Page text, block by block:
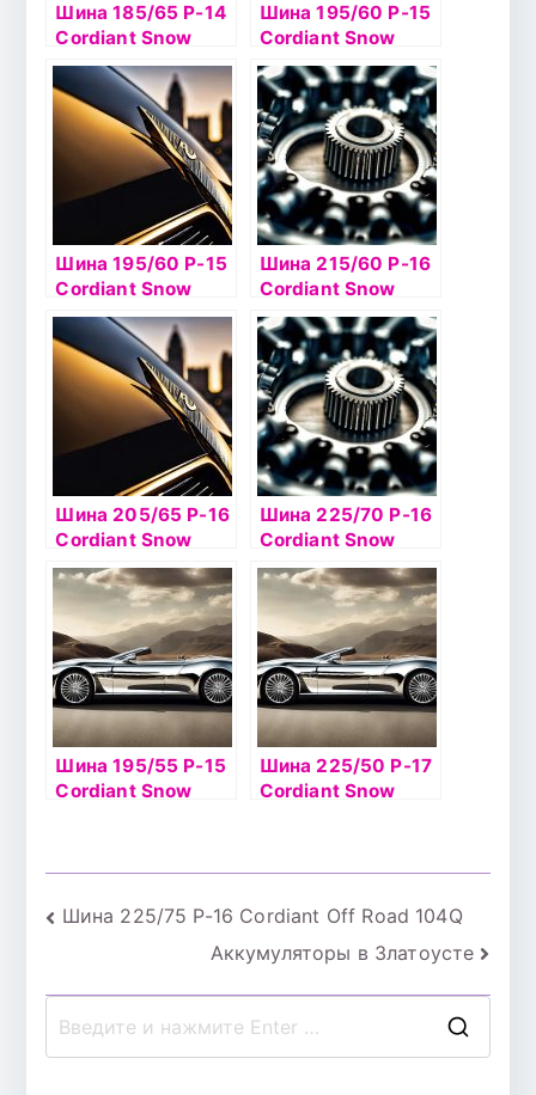
Шина 185/65 Р-14
Cordiant Snow
Cross 86T б/к шип
Шина 195/60 Р-15
Cordiant Snow
Cross 2 92T б/к ш
Шина 195/60 Р-15
Cordiant Snow
Cross 92T б/к ш
Шина 215/60 Р-16
Cordiant Snow
Cross 2 99Тб/к
шип
Шина 205/65 Р-16
Cordiant Snow
Cross 2 99T б/к ш
Шина 225/70 Р-16
Cordiant Snow
Cross 107T б/к ш
Шина 195/55 Р-15
Cordiant Snow
Шина 225/50 Р-17
Cordiant Snow
Навигация
записям
Шина 225/75 Р-16 Cordiant Off Road 104Q
Аккумуляторы в Златоусте